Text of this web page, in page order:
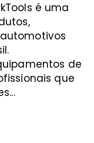
é uma
de
que